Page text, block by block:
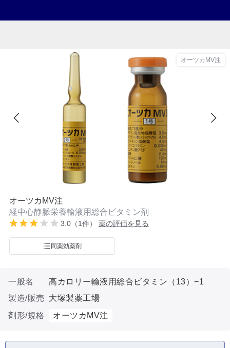
オーツカMV注
オーツカMV注
経中心静脈栄養輸液用総合ビタミン剤
3.0（1件） 薬の評価を見る
同薬効薬剤
一般名
高カロリー輸液用総合ビタミン（13）−1
製造/販売
大塚製薬工場
剤形/規格
オーツカMV注